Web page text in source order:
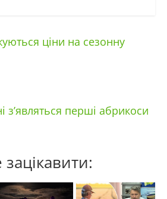
ціни на сезонну
з’являться перші абрикоси